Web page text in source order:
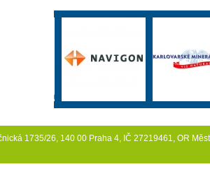
1735/26, 140 00 Praha 4, IČ 27219461, OR